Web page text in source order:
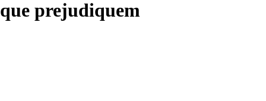
prejudiquem